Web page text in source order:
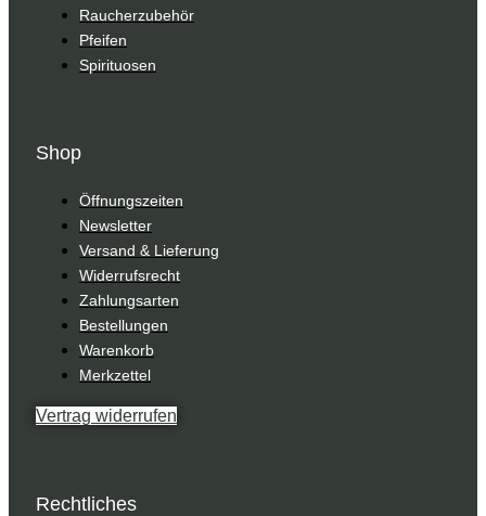
Raucherzubehör
Pfeifen
Spirituosen
Shop
Öffnungszeiten
Newsletter
Versand & Lieferung
Widerrufsrecht
Zahlungsarten
Bestellungen
Warenkorb
Merkzettel
Vertrag widerrufen
Rechtliches